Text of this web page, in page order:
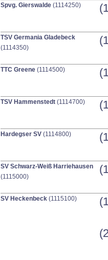
Spvg. Gierswalde (1114250)
TSV Germania Gladebeck
(1114350)
TTC Greene (1114500)
TSV Hammenstedt (1114700)
Hardegser SV (1114800)
SV Schwarz-Weiß Harriehausen
(1115000)
SV Heckenbeck (1115100)